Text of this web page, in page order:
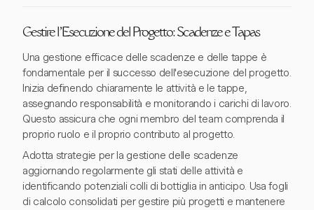
Gestire l'Esecuzione del Progetto: Scadenze e Tapas
Una gestione efficace delle scadenze e delle tappe è
fondamentale per il successo dell'esecuzione del progetto.
Inizia definendo chiaramente le attività e le tappe,
assegnando responsabilità e monitorando i carichi di lavoro.
Questo assicura che ogni membro del team comprenda il
proprio ruolo e il proprio contributo al progetto.
Adotta strategie per la gestione delle scadenze
aggiornando regolarmente gli stati delle attività e
identificando potenziali colli di bottiglia in anticipo. Usa fogli
di calcolo consolidati per gestire più progetti e mantenere